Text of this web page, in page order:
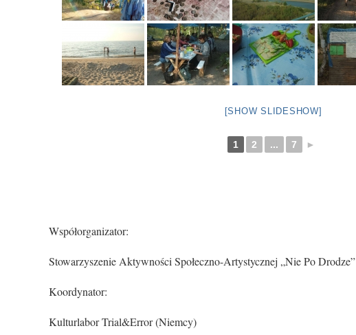
[SHOW SLIDESHOW]
1 2 ... 7 ►
Współorganizator:
Stowarzyszenie Aktywności Społeczno-Artystycznej „Nie Po Drodze”
Koordynator:
Kulturlabor Trial&Error (Niemcy)